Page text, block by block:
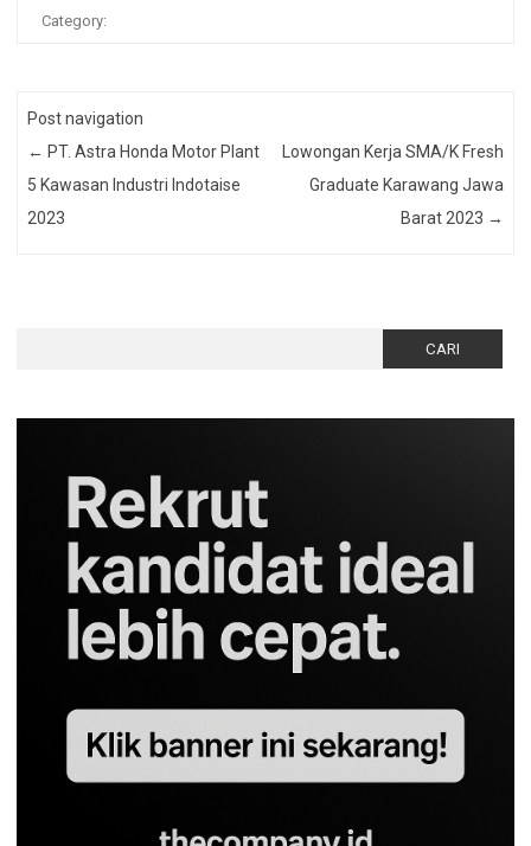
Category:
Post navigation
← PT. Astra Honda Motor Plant
5 Kawasan Industri Indotaise
2023
Lowongan Kerja SMA/K Fresh
Graduate Karawang Jawa
Barat 2023 →